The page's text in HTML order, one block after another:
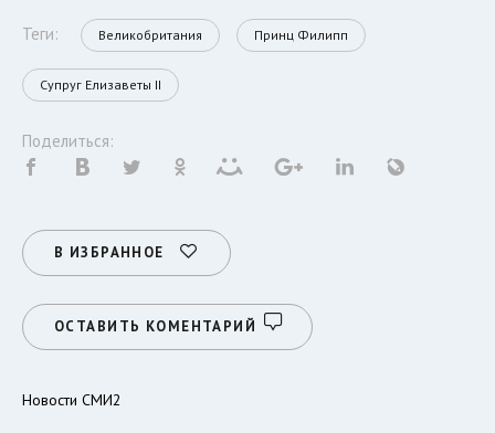
Теги: Великобритания Принц Филипп
Супруг Елизаветы II
Поделиться:
В ИЗБРАННОЕ
ОСТАВИТЬ КОМЕНТАРИЙ
Новости СМИ2